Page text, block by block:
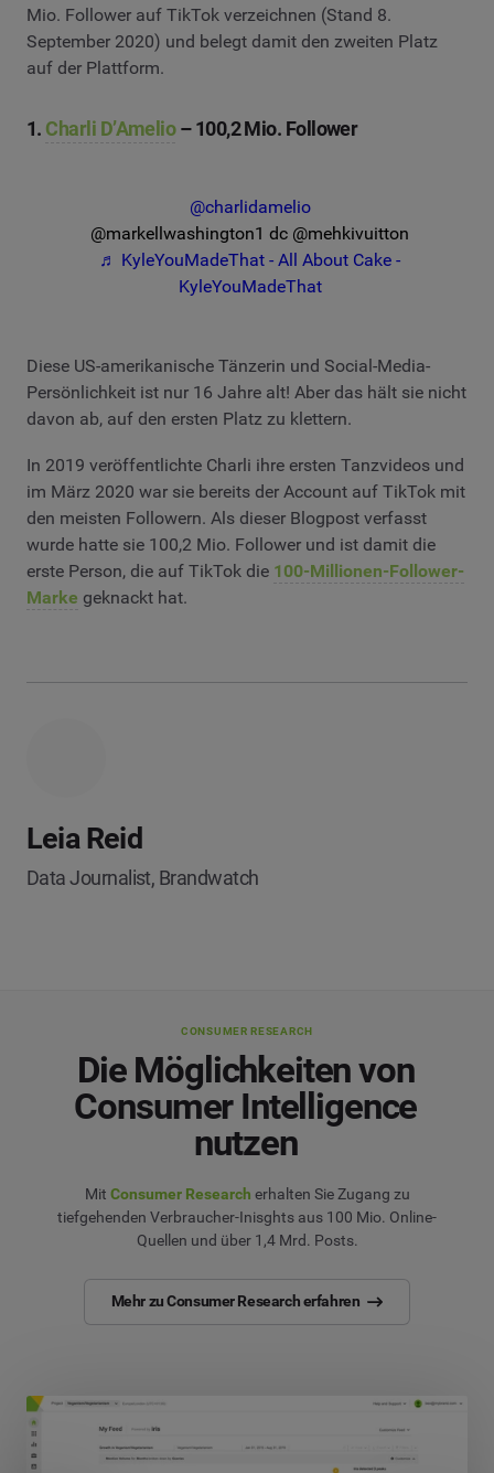
Mio. Follower auf TikTok verzeichnen (Stand 8.
September 2020) und belegt damit den zweiten Platz
auf der Plattform.
1. Charli D’Amelio– 100,2 Mio. Follower
@charlidamelio
@markellwashington1 dc @mehkivuitton
♬ KyleYouMadeThat - All About Cake -
KyleYouMadeThat
Diese US-amerikanische Tänzerin und Social-Media-
Persönlichkeit ist nur 16 Jahre alt! Aber das hält sie nicht
davon ab, auf den ersten Platz zu klettern.
In 2019 veröffentlichte Charli ihre ersten Tanzvideos und
im März 2020 war sie bereits der Account auf TikTok mit
den meisten Followern. Als dieser Blogpost verfasst
wurde hatte sie 100,2 Mio. Follower und ist damit die
erste Person, die auf TikTok die 100-Millionen-Follower-
Marke geknackt hat.
Leia Reid
Data Journalist, Brandwatch
CONSUMER RESEARCH
Die Möglichkeiten von
Consumer Intelligence
nutzen
Mit Consumer Research erhalten Sie Zugang zu
tiefgehenden Verbraucher-Inisghts aus 100 Mio. Online-
Quellen und über 1,4 Mrd. Posts.
Mehr zu Consumer Research erfahren